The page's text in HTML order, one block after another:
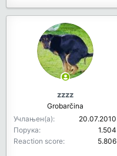
zzzz
Grobarčina
Учлањен(а)
20.07.2010
Порука
1.504
Reaction score
5.806